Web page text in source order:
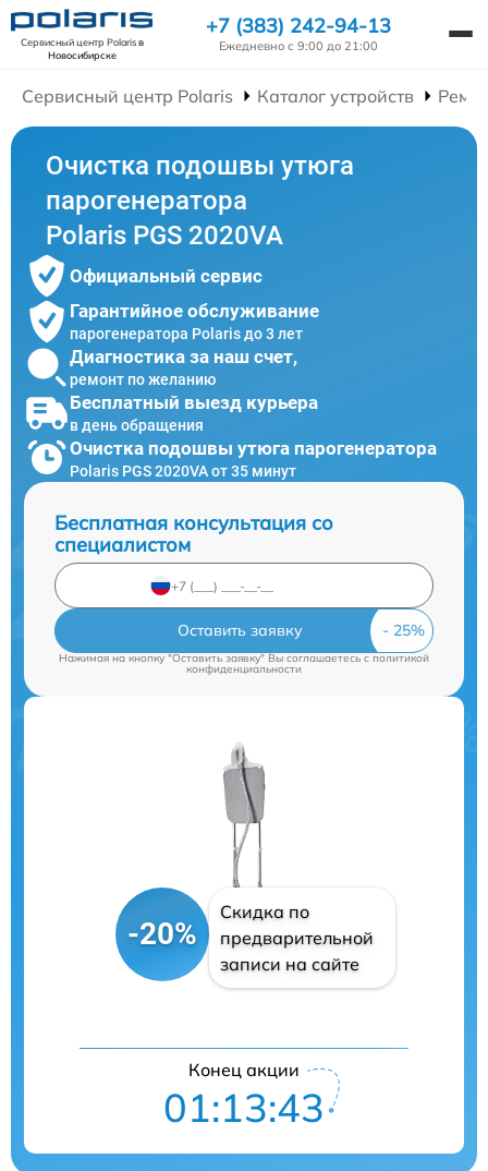
Сервисный центр Polarisв
Новосибирске
+7 (383) 242-94-13
Ежедневно с 9:00 до 21:00
Сервисный центр Polaris Каталог устройств
Очистка подошвы утюга
парогенератора
Polaris PGS 2020VA
Официальный сервис
Гарантийное обслуживание
парогенератора Polaris до 3 лет
Диагностика за наш счет,
ремонт по желанию
Бесплатный выезд курьера
в день обращения
Очистка подошвы утюга парогенератора
Polaris PGS 2020VA от 35 минут
Бесплатная консультация со
специалистом
Оставить заявку
Нажимая на кнопку "Оставить заявку" Вы соглашаетесь cполитикой
конфиденциальности
-20%
Скидка по
предварительной
записи на сайте
Конец акции
01:13:42